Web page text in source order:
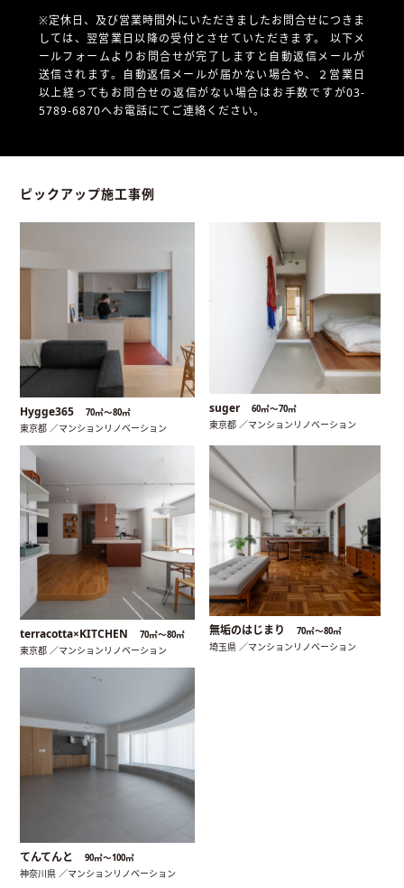
※定休日、及び営業時間外にいただきましたお問合せにつきま
しては、翌営業日以降の受付とさせていただきます。 以下メ
ールフォームよりお問合せが完了しますと自動返信メールが
送信されます。自動返信メールが届かない場合や、
２営業日
以上経ってもお問合せの返信がない場合はお手数ですが03-
5789-6870へお電話にてご連絡ください。
ピックアップ施工事例
Hygge365 70㎡〜80㎡
東京都 ／マンションリノベーション
suger 60㎡〜70㎡
東京都 ／マンションリノベーション
terracotta×KITCHEN 70㎡〜80㎡
東京都 ／マンションリノベーション
無垢のはじまり 70㎡〜80㎡
埼玉県 ／マンションリノベーション
てんてんと 90㎡〜100㎡
神奈川県 ／マンションリノベーション